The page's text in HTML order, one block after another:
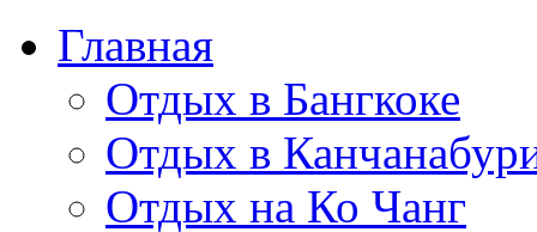
Главная
Отдых в Бангкоке
Отдых в
Отдых на Ко Чанг